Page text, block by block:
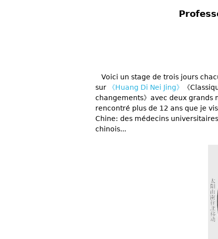
Voici un stage de trois jours
sur
《Huang Di Nei Jing》 《
changements》avec deux grands
rencontré plus de 12 ans que je
Chine: des médecins
chinois...